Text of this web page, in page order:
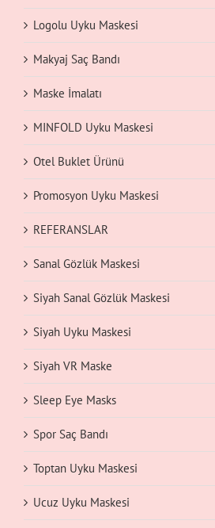
Logolu Uyku Maskesi
Makyaj Saç Bandı
Maske İmalatı
MINFOLD Uyku Maskesi
Otel Buklet Ürünü
Promosyon Uyku Maskesi
REFERANSLAR
Sanal Gözlük Maskesi
Siyah Sanal Gözlük Maskesi
Siyah Uyku Maskesi
Siyah VR Maske
Sleep Eye Masks
Spor Saç Bandı
Toptan Uyku Maskesi
Ucuz Uyku Maskesi